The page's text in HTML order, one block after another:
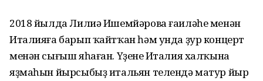
2018 йылда Лилиә Ишемйәрова ғаиләһе менән
Италияға барып ҡайтҡан һәм унда ҙур концерт
менән сығыш яһаған. Үҙенең Италия халҡына
яҙмаһын йырсыбыҙ итальян телендә матур йыр